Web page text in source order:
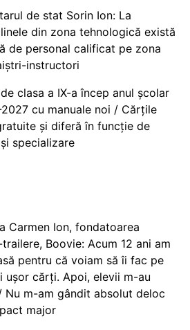
de stat Sorin Ion: La
din zona tehnologică există
de personal calificat pe zona
instructori
clasa a IX-a încep anul școlar
cu manuale noi / Cărțile
și diferă în funcție de
specializare
Carmen Ion, fondatoarea
Boovie: Acum 12 ani am
pentru că voiam să îi fac pe
ușor cărți. Apoi, elevii m-au
Nu m-am gândit absolut deloc
major